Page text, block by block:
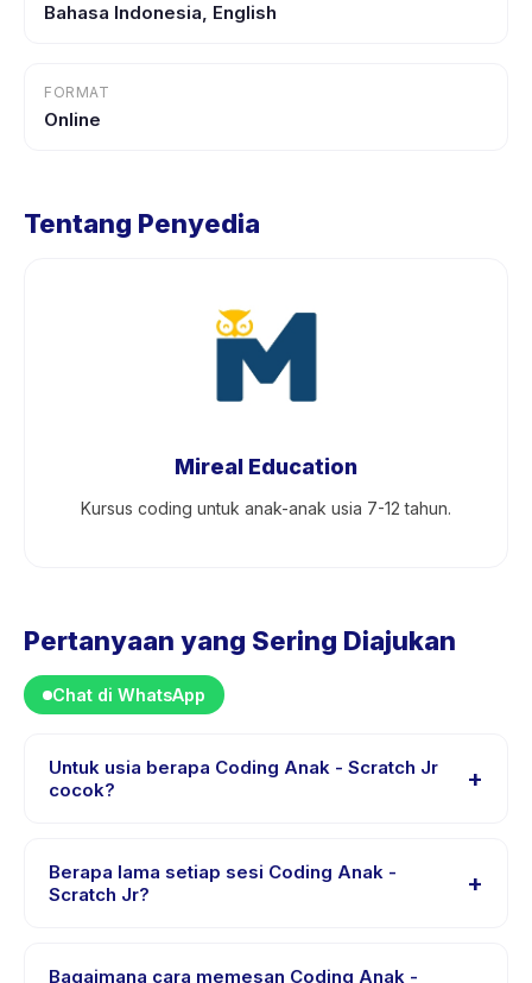
Bahasa Indonesia, English
FORMAT
Online
Tentang Penyedia
Mireal Education
Kursus coding untuk anak-anak usia 7-12 tahun.
Pertanyaan yang Sering Diajukan
Chat di WhatsApp
Untuk usia berapa Coding Anak - Scratch Jr
cocok?
+
sampai 8 tahun. Instruktur menyesuaikan program untuk
berbagai tingkat kemampuan dalam rentang usia ini
Berapa lama setiap sesi Coding Anak -
Scratch Jr?
+
sekitar 60 menit. Datang 10 menit lebih awal untuk
Bagaimana cara memesan Coding Anak -